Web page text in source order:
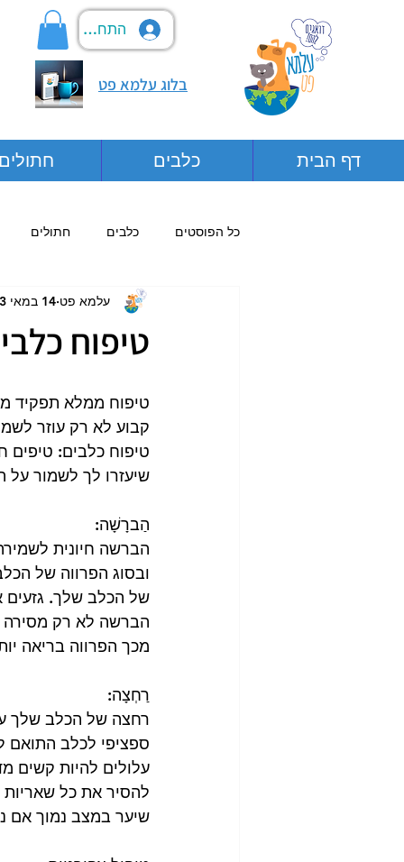
התחבר
בלוג עלמא פט
חתולים כלבים דף הבית
כל הפוסטים כלבים חתולים
טיפוח
עלמא פט 14 במאי 2023
טיפוח ממלא תפקיד
קבוע לא רק עוזר
טיפוח כלבים: טיפים
שיעזרו לך לשמור
הַברָשָׁה:
הברשה חיונית
ובסוג הפרווה של
של הכלב שלך. גזעים
הברשה לא רק מסירה
מכך הפרווה בריאה
רַחְצָה:
רחצה של הכלב שלך
ספציפי לכלב התואם
עלולים להיות קשים
להסיר את כל
שיער במצב נמוך אם